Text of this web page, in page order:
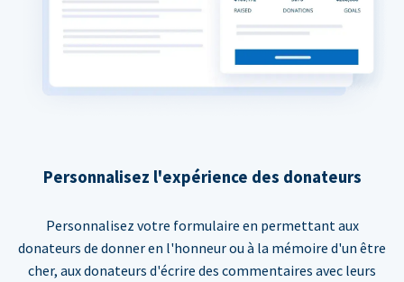
Personnalisez l'expérience des donateurs
Personnalisez votre formulaire en permettant aux
donateurs de donner en l'honneur ou à la mémoire d'un être
cher, aux donateurs d'écrire des commentaires avec leurs